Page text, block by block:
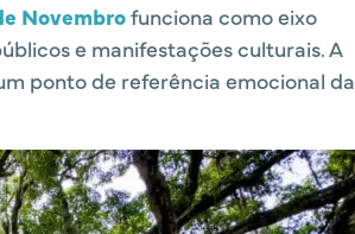
Novembrofunciona como eixo
e manifestações culturais. A
ponto de referência emocional da